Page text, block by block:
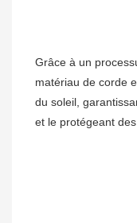
Grâce à un
matériau de corde
du soleil,